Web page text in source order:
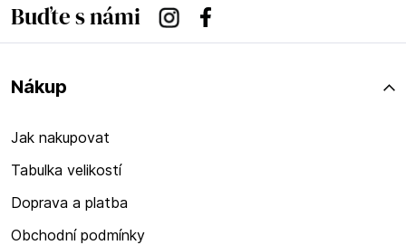
Buďte s námi InstagramFacebook
Nákup
Jak nakupovat
Tabulka velikostí
Doprava a platba
Obchodní podmínky